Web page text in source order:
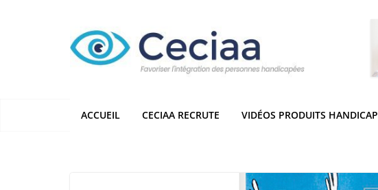
ACCUEIL CECIAA RECRUTE VIDÉOS PRODUITS HANDICAP